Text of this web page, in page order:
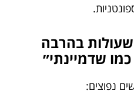
בהרבה
שדמיינתי״
נפוצים: